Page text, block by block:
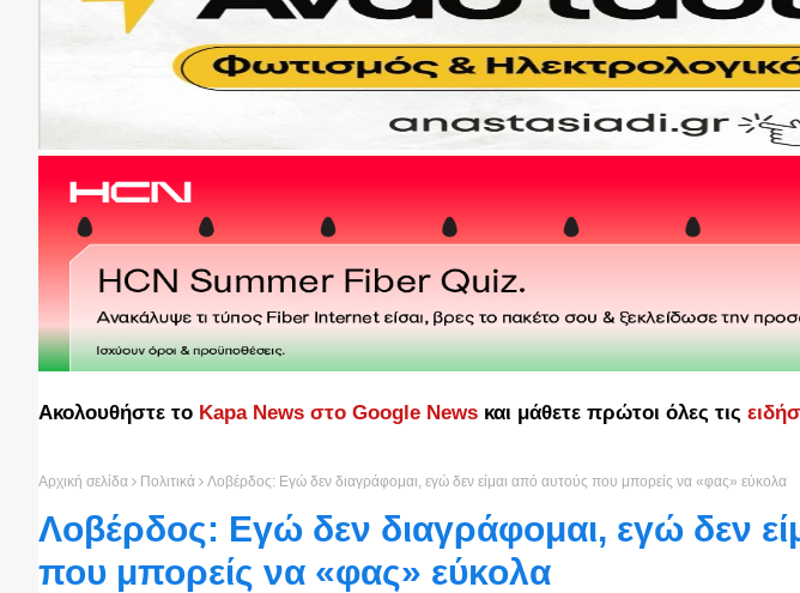
Ακολουθήστε το Kapa News στο Google News και μάθετε πρώτοι όλες τις
Αρχική σελίδα Πολιτικά Λοβέρδος: Εγώ δεν διαγράφομαι, εγώ δεν είμαι από αυτούς που μπορείς να «φας» εύκολα
Λοβέρδος: Εγώ δεν διαγράφομαι, εγώ δεν
που μπορείς να «φας» εύκολα